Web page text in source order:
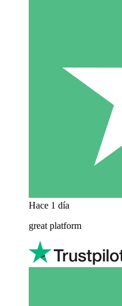
Hace 1 día
great platform